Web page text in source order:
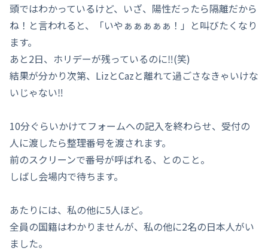
頭ではわかっているけど、いざ、陽性だったら隔離だから
ね！と言われると、「いやぁぁぁぁぁ！」と叫びたくなり
ます。
あと2日、ホリデーが残っているのに‼(笑)
結果が分かり次第、LizとCazと離れて過ごさなきゃいけな
いじゃない‼
10分ぐらいかけてフォームへの記入を終わらせ、受付の
人に渡したら整理番号を渡されます。
前のスクリーンで番号が呼ばれる、とのこと。
しばし会場内で待ちます。
あたりには、私の他に5人ほど。
全員の国籍はわかりませんが、私の他に2名の日本人がい
ました。